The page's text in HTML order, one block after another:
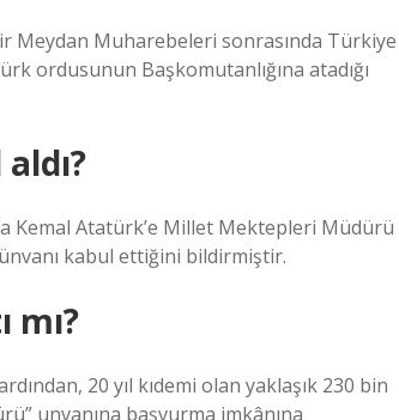
Meydan Muharebeleri sonrasında Türkiye
ordusunun Başkomutanlığına atadığı
Kemal Atatürk’e Millet Mektepleri Müdürü
kabul ettiğini bildirmiştir.
mı?
20 yıl kıdemi olan yaklaşık 230 bin
unvanına başvurma imkânına